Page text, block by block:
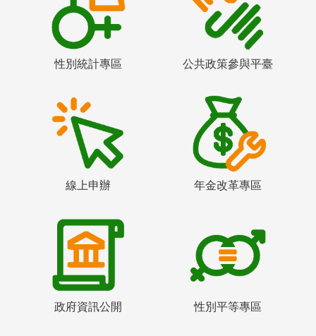
性別統計專區 公共政策參與平臺
線上申辦 年金改革專區
政府資訊公開 性別平等專區